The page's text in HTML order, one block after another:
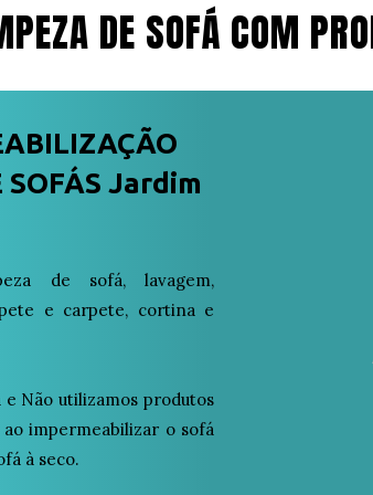
DE SOFÁ COM
SOFÁS Jardim
de sofá, lavagem,
e carpete, cortina e
Não utilizamos produtos
impermeabilizar o sofá
à seco.